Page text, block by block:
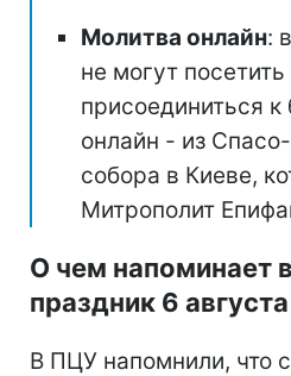
Молитва онлайн:
не могут
присоединиться
онлайн - из
собора в Киеве,
Митрополит
О чем напоминает
праздник 6 августа
В ПЦУ напомнили, что